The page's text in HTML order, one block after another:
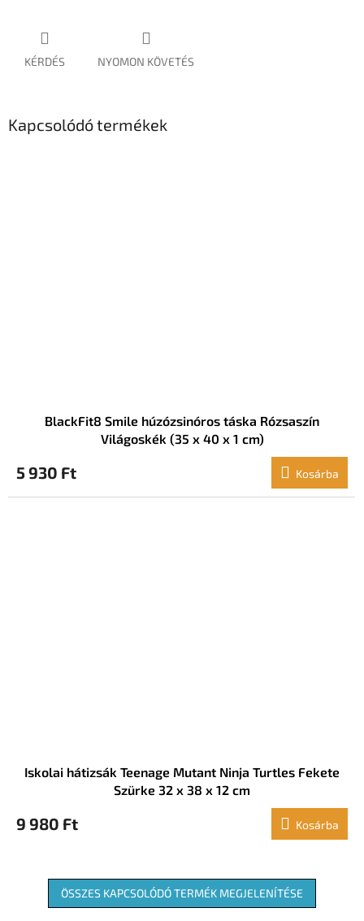
KÉRDÉS NYOMON KÖVETÉS
Kapcsolódó termékek
BlackFit8 Smile húzózsinóros táska Rózsaszín
Világoskék (35 x 40 x 1 cm)
5 930 Ft Kosárba
Iskolai hátizsák Teenage Mutant Ninja Turtles Fekete
Szürke 32 x 38 x 12 cm
9 980 Ft Kosárba
ÖSSZES KAPCSOLÓDÓ TERMÉK MEGJELENÍTÉSE